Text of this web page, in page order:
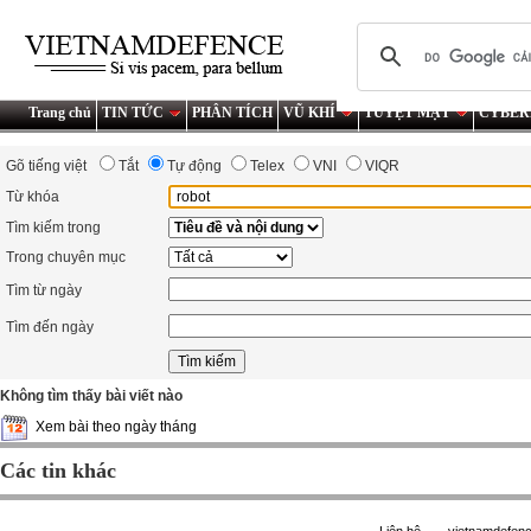
Trang chủ TIN TỨC PHÂN TÍCH VŨ KHÍ TUYỆT MẬT
Gõ tiếng việt Tắt Tự động Telex VNI
VIQR
Từ khóa
Tìm kiếm trong
Trong chuyên mục
Tìm từ ngày
Tìm đến ngày
Không tìm thấy bài viết nào
Xem bài theo ngày tháng
Các tin khác